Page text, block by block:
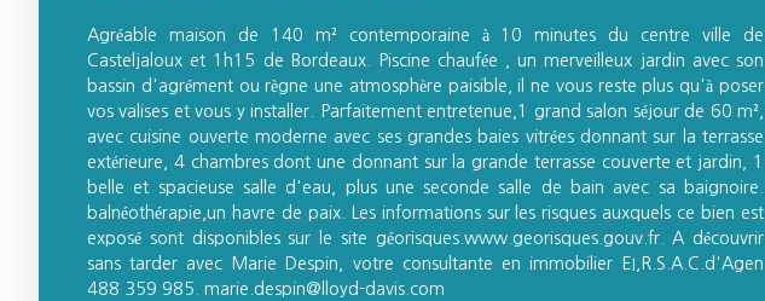
Agréable maison de 140 m² contemporaine à 10 minutes du centre ville de
Casteljaloux et 1h15 de Bordeaux. Piscine chaufée , un merveilleux jardin avec son
bassin d'agrément ou règne une atmosphère paisible, il ne vous reste plus qu'à poser
vos valises et vous y installer. Parfaitement entretenue,1 grand salon séjour de 60 m²,
avec cuisine ouverte moderne avec ses grandes baies vitrées donnant sur la terrasse
extérieure, 4 chambres dont une donnant sur la grande terrasse couverte et jardin, 1
belle et spacieuse salle d'eau, plus une seconde salle de bain avec sa baignoire.
balnéothérapie,un havre de paix. Les informations sur les risques auxquels ce bien est
exposé sont disponibles sur le site géorisques.www.georisques.gouv.fr. A découvrir
sans tarder avec Marie Despin, votre consultante en immobilier EI,R.S.A.C.d'Agen
488 359 985. marie.despin@lloyd-davis.com